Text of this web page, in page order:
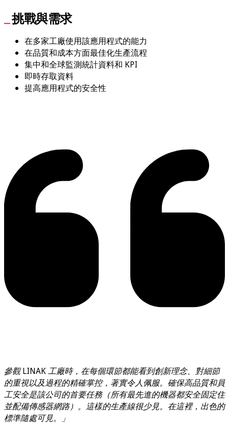
挑戰與需求
在多家工廠使用該應用程式的能力
在品質和成本方面最佳化生產流程
集中和全球監測統計資料和 KPI
即時存取資料
提高應用程式的安全性
參觀 LINAK 工廠時，在每個環節都能看到創新理念、對細節
的重視以及過程的精確掌控，著實令人佩服。確保高品質和員
工安全是該公司的首要任務（所有最先進的機器都安全固定住
並配備傳感器網路）。這樣的生產線很少見。在這裡，出色的
標準隨處可見。」